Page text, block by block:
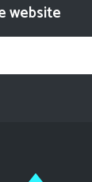
website